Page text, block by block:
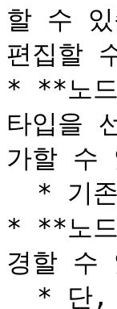
할 수 있
편집할
* **노
타입을
가할 수
* **노
경할 수